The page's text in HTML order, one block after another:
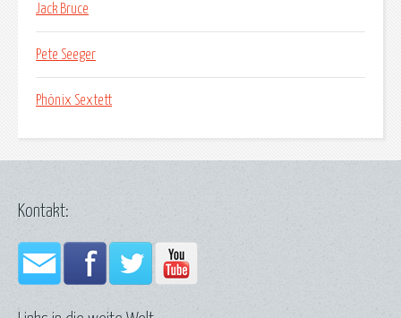
Jack Bruce
Pete Seeger
Phönix Sextett
Kontakt: